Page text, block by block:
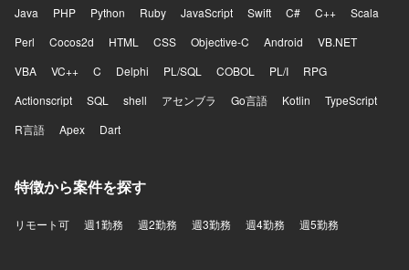
Java PHP Python Ruby JavaScript Swift C# C++
Scala
Perl
Cocos2d HTML CSS Objective-C Android
VB.NET
VBA
VC++ C Delphi PL/SQL COBOL PL/I
RPG
Actionscript
SQL shell アセンブラ Go言語 Kotlin
TypeScript
R言語
Apex Dart
特徴から案件を探す
リモート可 週1勤務 週2勤務 週3勤務 週4勤務 週5勤務